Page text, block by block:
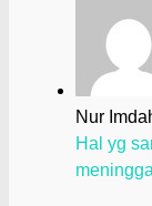
Nur
Hal yg